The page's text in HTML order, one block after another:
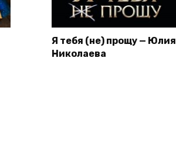
Я тебя (не) прощу — Юлия
Николаева